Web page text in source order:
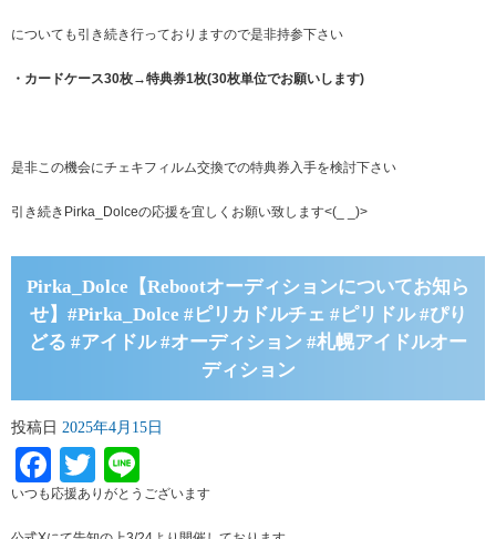
についても引き続き行っておりますので是非持参下さい
・カードケース30枚→特典券1枚(30枚単位でお願いします)
是非この機会にチェキフィルム交換での特典券入手を検討下さい
引き続きPirka_Dolceの応援を宜しくお願い致します<(_ _)>
Pirka_Dolce【Rebootオーディションについてお知ら
せ】#Pirka_Dolce #ピリカドルチェ #ピリドル #ぴり
どる #アイドル #オーディション #札幌アイドルオー
ディション
投稿日 2025年4月15日
Facebook
Twitter
いつも応援ありがとうございます